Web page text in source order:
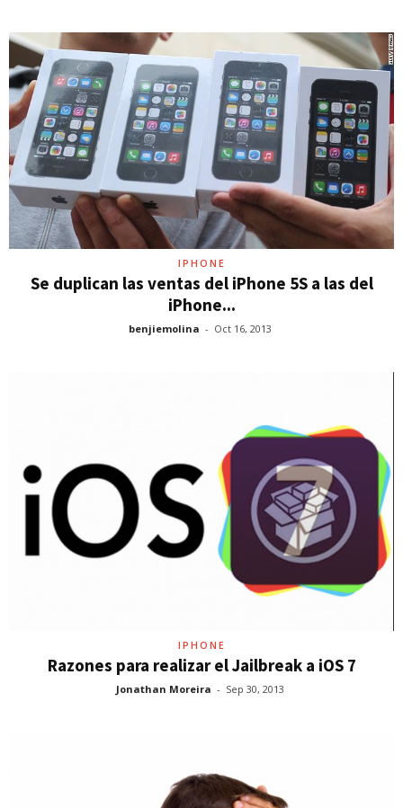
IPHONE
Se duplican las ventas del iPhone 5S a las del
iPhone...
benjiemolina - Oct 16, 2013
IPHONE
Razones para realizar el Jailbreak a iOS 7
Jonathan Moreira - Sep 30, 2013